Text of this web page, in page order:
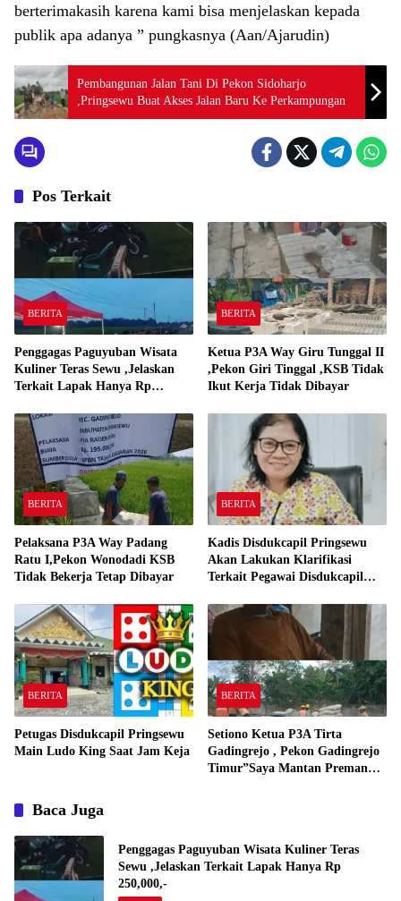
berterimakasih karena kami bisa menjelaskan kepada
publik apa adanya ” pungkasnya (Aan/Ajarudin)
Pembangunan Jalan Tani Di Pekon Sidoharjo
,Pringsewu Buat Akses Jalan Baru Ke Perkampungan
Pos Terkait
BERITA
Penggagas Paguyuban Wisata
Kuliner Teras Sewu ,Jelaskan
Terkait Lapak Hanya Rp
BERITA
Ketua P3A Way Giru Tunggal II
,Pekon Giri Tinggal ,KSB Tidak
Ikut Kerja Tidak Dibayar
BERITA
Pelaksana P3A Way Padang
Ratu I,Pekon Wonodadi KSB
Tidak Bekerja Tetap Dibayar
BERITA
Kadis Disdukcapil Pringsewu
Akan Lakukan Klarifikasi
Terkait Pegawai Disdukcapil
Kerja
BERITA
Petugas Disdukcapil Pringsewu
Main Ludo King Saat Jam Keja
BERITA
Setiono Ketua P3A Tirta
Gadingrejo , Pekon Gadingrejo
Timur”Saya Mantan Preman
Baca Juga
Penggagas Paguyuban Wisata Kuliner Teras
Sewu ,Jelaskan Terkait Lapak Hanya Rp
250,000,-